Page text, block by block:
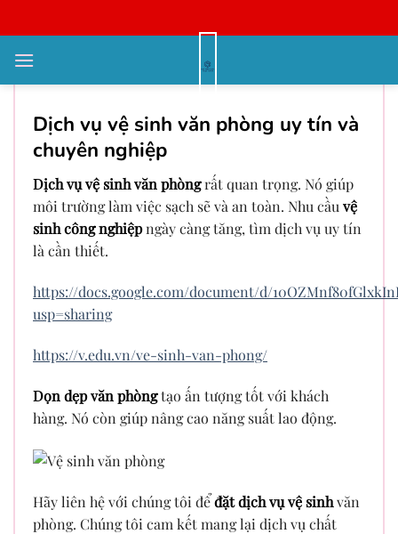
qua
nội
Lưu ý vệ sinh nhà máy giá rẻ
Dịch vụ vệ sinh văn phòng uy tín và
chuyên nghiệp
Dịch vụ vệ sinh văn phòngrất quan trọng. Nó giúp
môi trường làm việc sạch sẽ và an toàn. Nhu cầu vệ
sinh công nghiệpngày càng tăng, tìm dịch vụ uy tín
là cần thiết.
https://docs.google.com/document/d/
usp=sharing
https://v.edu.vn/ve-sinh-van-phong/
Dọn dẹp văn phòngtạo ấn tượng tốt với khách
hàng. Nó còn giúp nâng cao năng suất lao động.
Hãy liên hệ với chúng tôi đểđặt dịch vụ vệ sinhvăn
phòng. Chúng tôi cam kết mang lại dịch vụ chất